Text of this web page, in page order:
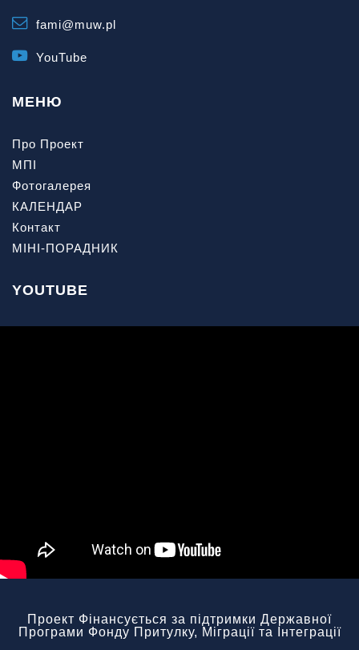
fami@muw.pl
YouTube
МЕНЮ
Про Проект
МПІ
Фотогалерея
КАЛЕНДАР
Контакт
МІНІ-ПОРАДНИК
YOUTUBE
Проект Фінансується за підтримки Державної
Програми Фонду Притулку, Міграції та Інтеграції